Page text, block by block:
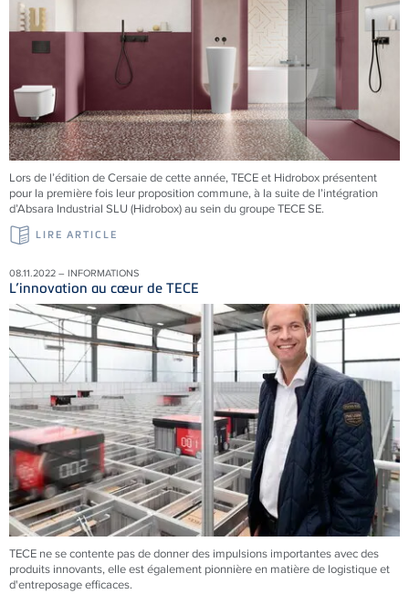
Lors de l’édition de Cersaie de cette année, TECE et Hidrobox présentent
pour la première fois leur proposition commune, à la suite de l’intégration
d’Absara Industrial SLU (Hidrobox) au sein du groupe TECE SE.
LIRE ARTICLE
08.11.2022 – INFORMATIONS
L’innovation au cœur de TECE
TECE ne se contente pas de donner des impulsions importantes avec des
produits innovants, elle est également pionnière en matière de logistique et
d'entreposage efficaces.